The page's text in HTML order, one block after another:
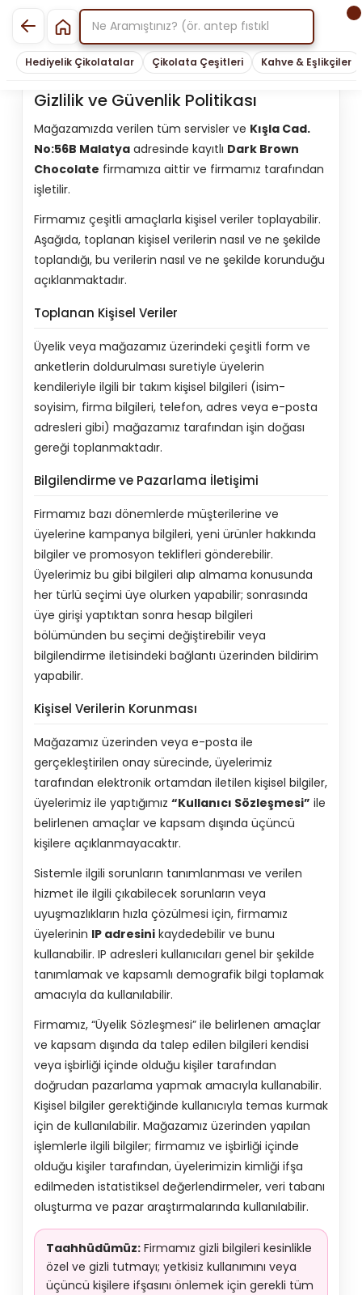
Hediyelik Çikolatalar Çikolata Çeşitleri Kahve & Eşlikçiler
Gizlilik ve Güvenlik Politikası
Mağazamızda verilen tüm servisler ve Kışla Cad.
No:56B Malatya adresinde kayıtlı Dark Brown
Chocolate firmamıza aittir ve firmamız tarafından
işletilir.
Firmamız çeşitli amaçlarla kişisel veriler toplayabilir.
Aşağıda, toplanan kişisel verilerin nasıl ve ne şekilde
toplandığı, bu verilerin nasıl ve ne şekilde korunduğu
açıklanmaktadır.
Toplanan Kişisel Veriler
Üyelik veya mağazamız üzerindeki çeşitli form ve
anketlerin doldurulması suretiyle üyelerin
kendileriyle ilgili bir takım kişisel bilgileri (isim-
soyisim, firma bilgileri, telefon, adres veya e-posta
adresleri gibi) mağazamız tarafından işin doğası
gereği toplanmaktadır.
Bilgilendirme ve Pazarlama İletişimi
Firmamız bazı dönemlerde müşterilerine ve
üyelerine kampanya bilgileri, yeni ürünler hakkında
bilgiler ve promosyon teklifleri gönderebilir.
Üyelerimiz bu gibi bilgileri alıp almama konusunda
her türlü seçimi üye olurken yapabilir; sonrasında
üye girişi yaptıktan sonra hesap bilgileri
bölümünden bu seçimi değiştirebilir veya
bilgilendirme iletisindeki bağlantı üzerinden bildirim
yapabilir.
Kişisel Verilerin Korunması
Mağazamız üzerinden veya e-posta ile
gerçekleştirilen onay sürecinde, üyelerimiz
tarafından elektronik ortamdan iletilen kişisel bilgiler,
üyelerimiz ile yaptığımız “Kullanıcı Sözleşmesi” ile
belirlenen amaçlar ve kapsam dışında üçüncü
kişilere açıklanmayacaktır.
Sistemle ilgili sorunların tanımlanması ve verilen
hizmet ile ilgili çıkabilecek sorunların veya
uyuşmazlıkların hızla çözülmesi için, firmamız
üyelerinin IP adresini kaydedebilir ve bunu
kullanabilir. IP adresleri kullanıcıları genel bir şekilde
tanımlamak ve kapsamlı demografik bilgi toplamak
amacıyla da kullanılabilir.
Firmamız, “Üyelik Sözleşmesi” ile belirlenen amaçlar
ve kapsam dışında da talep edilen bilgileri kendisi
veya işbirliği içinde olduğu kişiler tarafından
doğrudan pazarlama yapmak amacıyla kullanabilir.
Kişisel bilgiler gerektiğinde kullanıcıyla temas kurmak
için de kullanılabilir. Mağazamız üzerinden yapılan
işlemlerle ilgili bilgiler; firmamız ve işbirliği içinde
olduğu kişiler tarafından, üyelerimizin kimliği ifşa
edilmeden istatistiksel değerlendirmeler, veri tabanı
oluşturma ve pazar araştırmalarında kullanılabilir.
Taahhüdümüz: Firmamız gizli bilgileri kesinlikle
özel ve gizli tutmayı; yetkisiz kullanımını veya
üçüncü kişilere ifşasını önlemek için gerekli tüm